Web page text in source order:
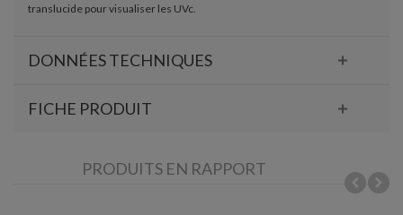
translucide pour visualiser les UVc.
DONNÉES TECHNIQUES
FICHE PRODUIT
PRODUITS EN RAPPORT